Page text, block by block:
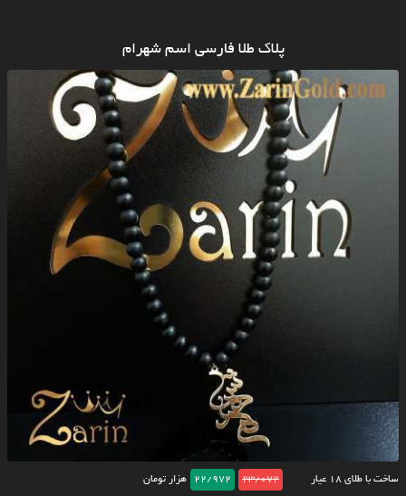
پلاک طلا فارسی اسم شهرام
ساخت با طلای ۱۸ عیار 23/072
22/972 هزار تومان